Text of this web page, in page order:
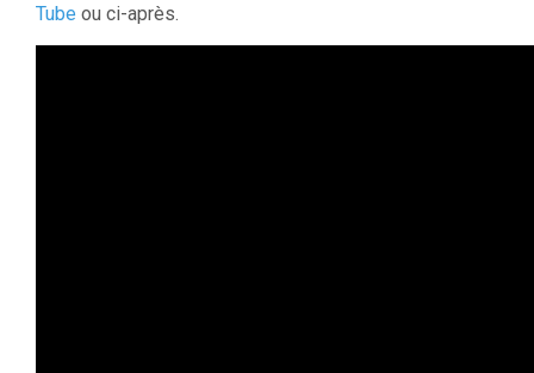
Tube ou ci-après.